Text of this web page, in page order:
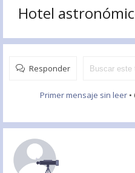
Hotel
Responder
Primer mensaje sin leer•